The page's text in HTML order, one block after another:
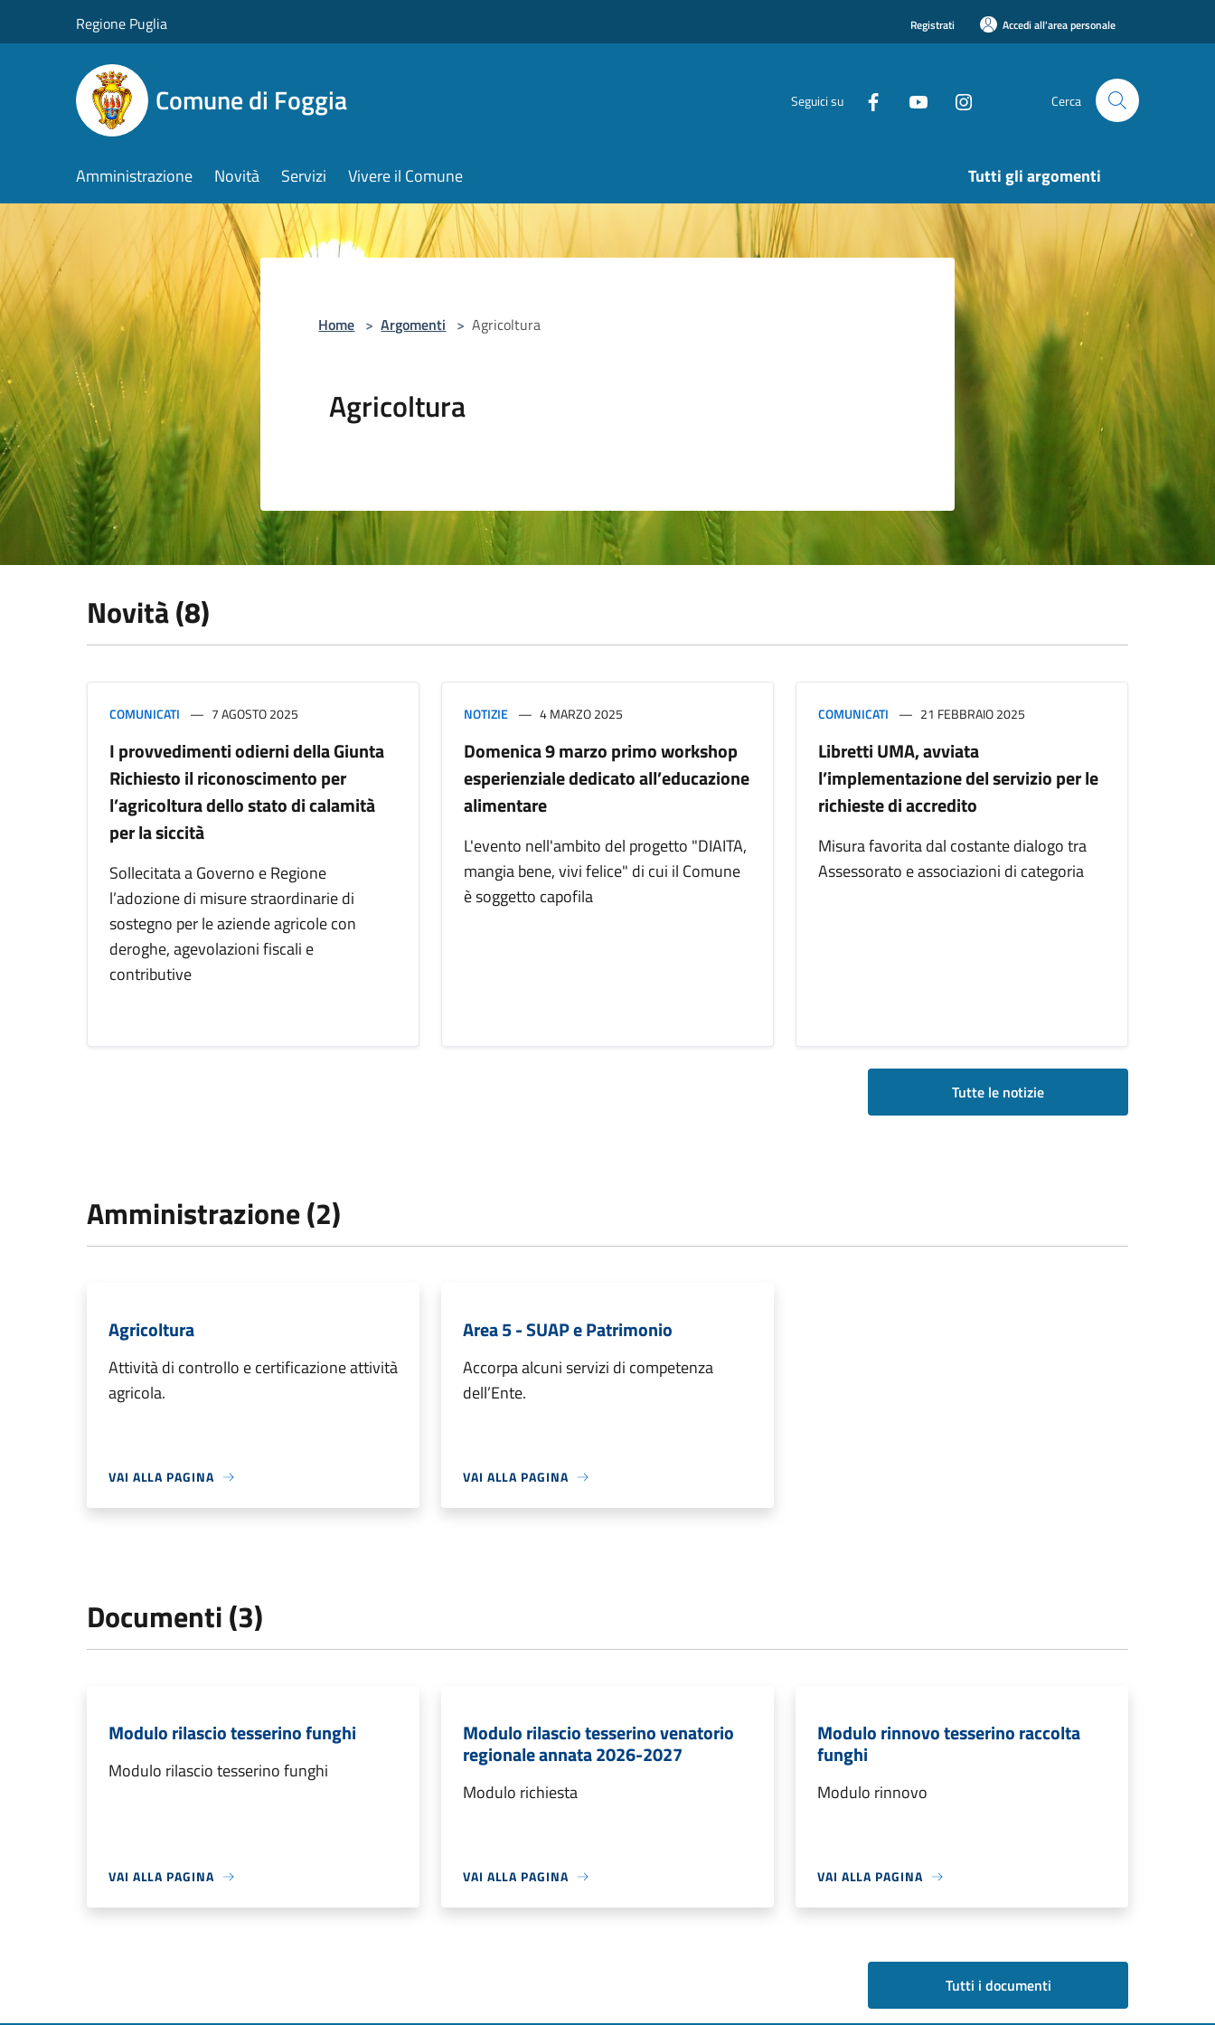
Regione Puglia Registrati Accedi all'area personale
Comune di Foggia Seguici su Cerca
Amministrazione Novità Servizi Vivere il Comune Tutti gli argomenti
Home > Argomenti > Agricoltura
Agricoltura
Novità (8)
COMUNICATI 7 AGOSTO 2025
I provvedimenti odierni della Giunta
Richiesto il riconoscimento per
l’agricoltura dello stato di calamità
per la siccità
Sollecitata a Governo e Regione
l’adozione di misure straordinarie di
sostegno per le aziende agricole con
deroghe, agevolazioni fiscali e
contributive
NOTIZIE 4 MARZO 2025
Domenica 9 marzo primo workshop
esperienziale dedicato all’educazione
alimentare
L'evento nell'ambito del progetto "DIAITA,
mangia bene, vivi felice" di cui il Comune
è soggetto capofila
COMUNICATI 21 FEBBRAIO 2025
Libretti UMA, avviata
l’implementazione del servizio per le
richieste di accredito
Misura favorita dal costante dialogo tra
Assessorato e associazioni di categoria
Tutte le notizie
Amministrazione (2)
Agricoltura
Attività di controllo e certificazione attività
agricola.
VAI ALLA PAGINA
Area 5 - SUAP e Patrimonio
Accorpa alcuni servizi di competenza
dell’Ente.
VAI ALLA PAGINA
Documenti (3)
Modulo rilascio tesserino funghi
Modulo rilascio tesserino funghi
VAI ALLA PAGINA
Modulo rilascio tesserino venatorio
regionale annata 2026-2027
Modulo richiesta
VAI ALLA PAGINA
Modulo rinnovo tesserino raccolta
funghi
Modulo rinnovo
VAI ALLA PAGINA
Tutti i documenti